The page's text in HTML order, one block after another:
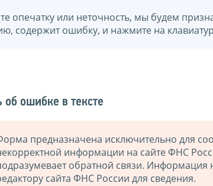
опечатку или неточность, мы будем
содержит ошибку, и нажмите на
ошибке в тексте
предназначена исключительно для
информации на сайте ФНС
обратной связи. Информация
сайта ФНС России для сведения.